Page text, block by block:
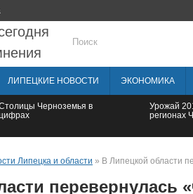
ЛИПЕЦКИЕ НОВОСТИ ЭКОНОМИКА
Черноземья в
Урожай
регионах
Липецка и области » В Липецкой области
перевернулась